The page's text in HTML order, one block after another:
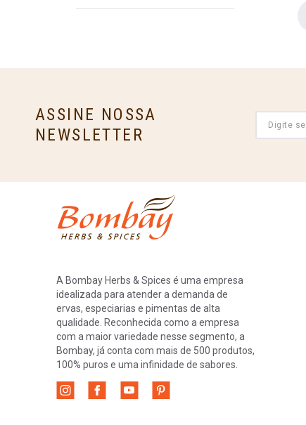
Legumes e Verduras
Peixes
Queijos
Sopas
ASSINE NOSSA
NEWSLETTER
A Bombay Herbs & Spices é uma empresa
idealizada para atender a demanda de
ervas, especiarias e pimentas de alta
qualidade. Reconhecida como a empresa
com a maior variedade nesse segmento, a
Bombay, já conta com mais de 500 produtos,
100% puros e uma infinidade de sabores.